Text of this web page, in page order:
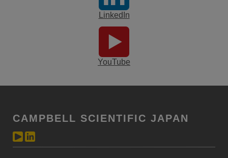
LinkedIn
YouTube
CAMPBELL SCIENTIFIC JAPAN